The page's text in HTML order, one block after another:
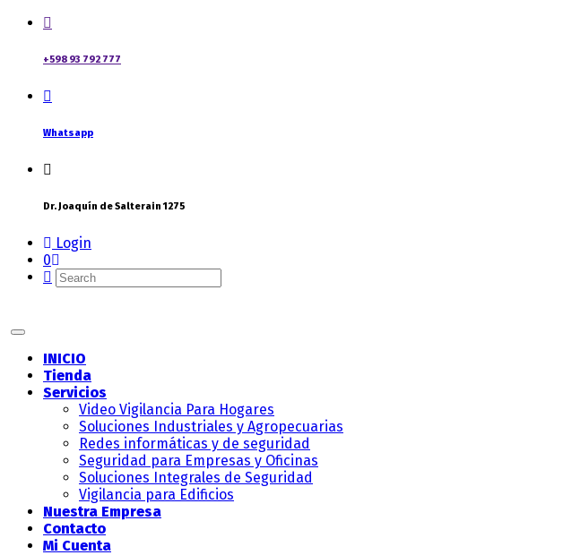
+598 93 792 777
Whatsapp
Dr. Joaquín de Salterain 1275
Login
0
INICIO
Tienda
Servicios
Video Vigilancia Para Hogares
Soluciones Industriales y Agropecuarias
Redes informáticas y de seguridad
Seguridad para Empresas y Oficinas
Soluciones Integrales de Seguridad
Vigilancia para Edificios
Nuestra Empresa
Contacto
Mi Cuenta